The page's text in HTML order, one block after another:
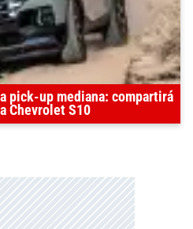
pick-up mediana: compartirá
Chevrolet S10